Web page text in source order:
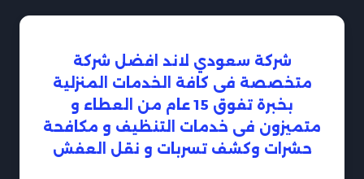
شركة سعودي لاند افضل شركة
متخصصة فى كافة الخدمات المنزلية
بخبرة تفوق 15 عام من العطاء و
متميزون فى خدمات التنظيف و مكافحة
حشرات وكشف تسربات و نقل العفش